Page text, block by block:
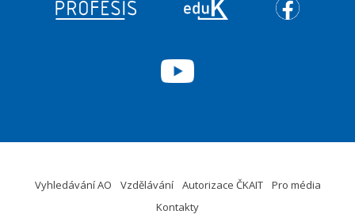
Vyhledávání AO Vzdělávání Autorizace ČKAIT
Pro média
Kontakty